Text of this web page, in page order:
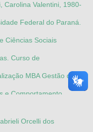
Carolina Valentini, 1980-
Federal do Paraná.
Ciências Sociais
Curso de
MBA Gestão de
e Comportamento
Orcelli dos